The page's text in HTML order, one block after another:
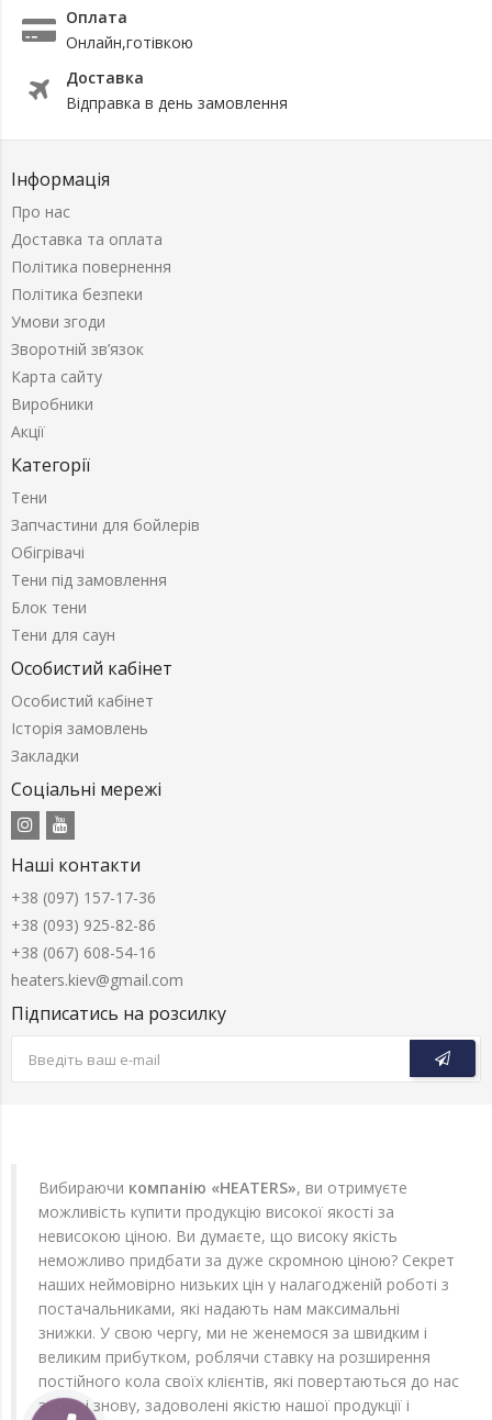
Оплата
Онлайн,готівкою
Доставка
Відправка в день замовлення
Інформація
Про нас
Доставка та оплата
Політика повернення
Політика безпеки
Умови згоди
Зворотній зв’язок
Карта сайту
Виробники
Акції
Категорії
Тени
Запчастини для бойлерів
Обігрівачі
Тени під замовлення
Блок тени
Тени для саун
Особистий кабінет
Особистий кабінет
Історія замовлень
Закладки
Соціальні мережі
Наші контакти
+38 (097) 157-17-36
+38 (093) 925-82-86
+38 (067) 608-54-16
heaters.kiev@gmail.com
Підписатись на розсилку
Вибираючи компанію «HEATERS», ви отримуєте
можливість купити продукцію високої якості за
невисокою ціною. Ви думаєте, що високу якість
неможливо придбати за дуже скромною ціною? Секрет
наших неймовірно низьких цін у налагодженій роботі з
постачальниками, які надають нам максимальні
знижки. У свою чергу, ми не женемося за швидким і
великим прибутком, роблячи ставку на розширення
постійного кола своїх клієнтів, які повертаються до нас
знову і знову, задоволені якістю нашої продукції і